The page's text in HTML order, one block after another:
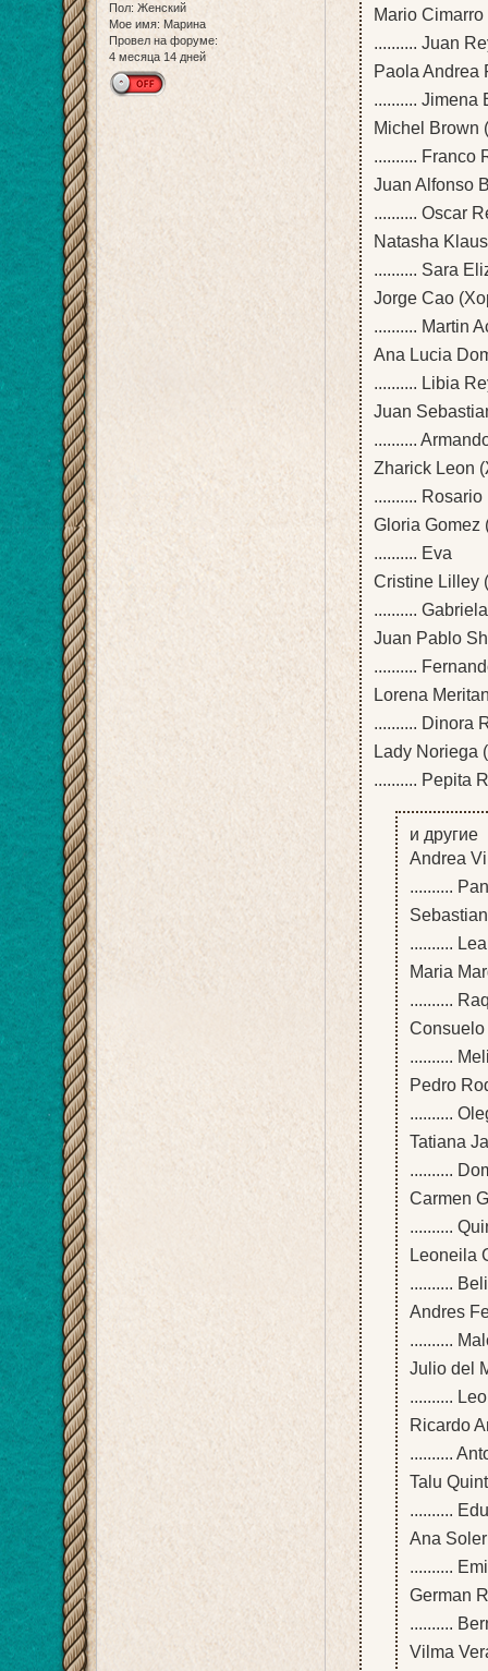
Пол: Женский
Мое имя: Марина
Провел на форуме:
4 месяца 14 дней
Mario Cimarro
.......... Juan
Paola Andrea
.......... Jimena
Michel Brown (
.......... Franco
Juan Alfonso
.......... Oscar
Natasha
.......... Sara
Jorge Cao
.......... Martin
Ana Lucia
.......... Libia
Juan
..........
Zharick Leon
.......... Rosario
Gloria Gomez
.......... Eva
Cristine Lilley
.......... Gabriela
Juan Pablo
..........
Lorena
.......... Dinora
Lady Noriega
.......... Pepita
и другие
Andrea
..........
..........
Maria
..........
Consuelo
..........
Pedro
..........
Tatiana
..........
Carmen
..........
Leoneila
..........
Andres
..........
Julio del
..........
Ricardo
..........
Talu
..........
Ana
..........
German
..........
Vilma